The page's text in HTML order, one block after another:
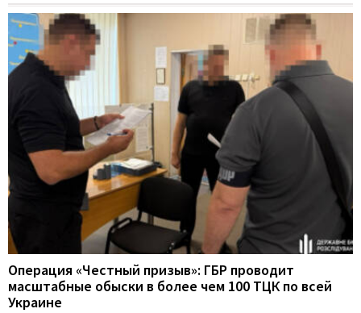
Операция «Честный призыв»: ГБР проводит
масштабные обыски в более чем 100 ТЦК по всей
Украине